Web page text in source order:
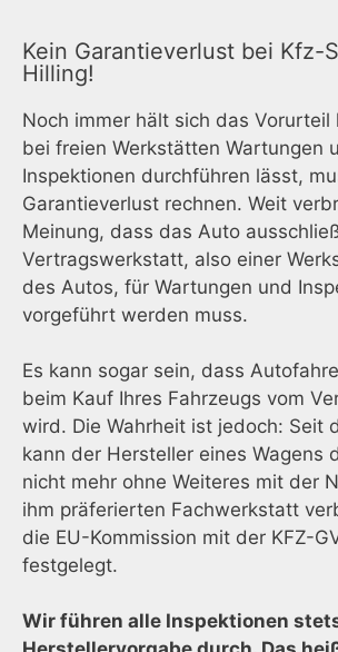
Kein Garantieverlust bei Kfz-
Hilling!
Noch immer hält sich das Vorurteil
bei freien Werkstätten Wartungen
Inspektionen durchführen lässt,
Garantieverlust rechnen. Weit
Meinung, dass das Auto
Vertragswerkstatt, also einer
des Autos, für Wartungen und
vorgeführt werden muss.
Es kann sogar sein, dass
beim Kauf Ihres Fahrzeugs vom
wird. Die Wahrheit ist jedoch: Seit
kann der Hersteller eines Wagens
nicht mehr ohne Weiteres mit der
ihm präferierten Fachwerkstatt
die EU-Kommission mit der KFZ-
festgelegt.
Wir führen alle Inspektionen